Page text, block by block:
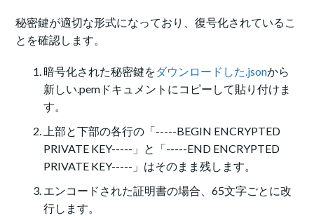
秘密鍵が適切な形式になっており、復号化されているこ
とを確認します。
暗号化された秘密鍵をダウンロードした.jsonから
新しい.pemドキュメントにコピーして貼り付けま
す。
上部と下部の各行の「-----BEGIN ENCRYPTED
PRIVATE KEY-----」と「-----END ENCRYPTED
PRIVATE KEY-----」はそのまま残します。
エンコードされた証明書の場合、65文字ごとに改
行します。